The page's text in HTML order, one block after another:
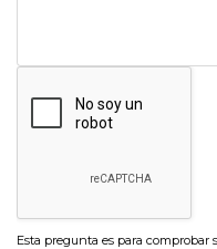
Esta pregunta es para